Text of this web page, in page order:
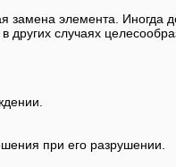
замена элемента. Иногда
других случаях
при его разрушении.